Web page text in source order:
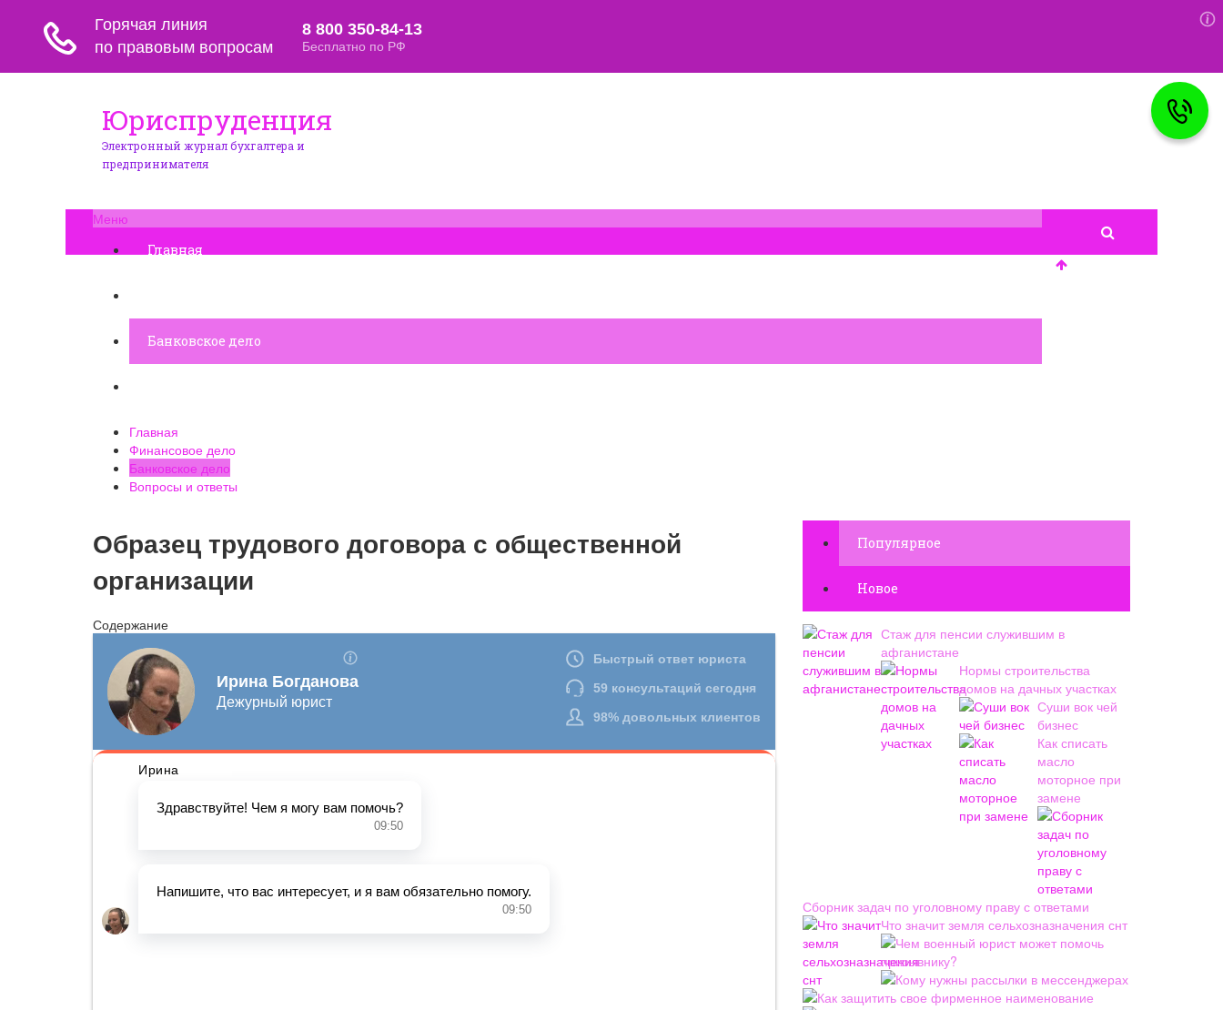
Юриспруденция
Электронный журнал бухгалтера и
предпринимателя
Меню
Главная
Банковское дело
Главная
Финансовое дело
Банковское дело
Вопросы и ответы
Образец трудового договора с общественной
организации
Содержание
Популярное
Новое
Стаж для пенсии служившим в
афганистане
Нормы строительства
домов на дачных участках
Суши вок чей
бизнес
Как списать
масло
моторное при
замене
Сборник задач по уголовному праву с ответами
Что значит земля сельхозназначения снт
Чем военный юрист может помочь
призывнику?
Кому нужны рассылки в мессенджерах
Как защитить свое фирменное наименование